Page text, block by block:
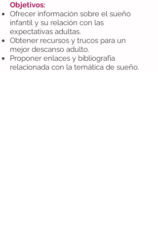
Objetivos:
Ofrecer información sobre el sueño
infantil y su relación con las
expectativas adultas.
Obtener recursos y trucos para un
mejor descanso adulto.
Proponer enlaces y bibliografía
relacionada con la temática de sueño.